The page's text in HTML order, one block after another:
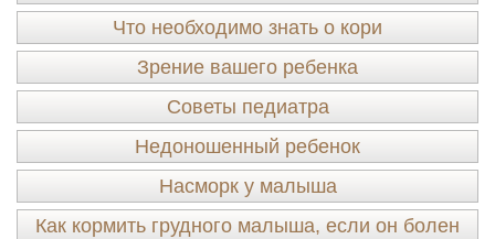
Что необходимо знать о кори
Зрение вашего ребенка
Советы педиатра
Недоношенный ребенок
Насморк у малыша
Как кормить грудного малыша, если он болен